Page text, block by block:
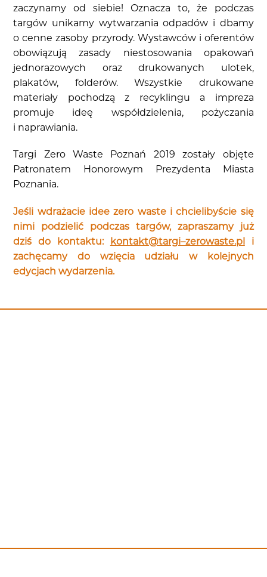
zaczynamy od siebie! Oznacza to, że podczas
targów unikamy wytwarzania odpadów i dbamy
o cenne zasoby przyrody. Wystawców i oferentów
obowiązują zasady niestosowania opakowań
jednorazowych oraz drukowanych ulotek,
plakatów, folderów. Wszystkie drukowane
materiały pochodzą z recyklingu a impreza
promuje ideę współdzielenia, pożyczania
i naprawiania.
Targi Zero Waste Poznań 2019 zostały objęte
Patronatem Honorowym Prezydenta Miasta
Poznania.
Jeśli wdrażacie idee zero waste i chcielibyście się
nimi podzielić podczas targów, zapraszamy już
dziś do kontaktu: kontakt@targi–zerowaste.pli
zachęcamy do wzięcia udziału w kolejnych
edycjach wydarzenia.